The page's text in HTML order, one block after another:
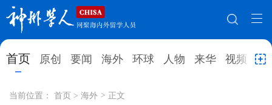
首页 原创 要闻 海外 环球 人物 来华 视频 教
网站地图
首页 原创
当前位置： 首页 > 海外 > 正文